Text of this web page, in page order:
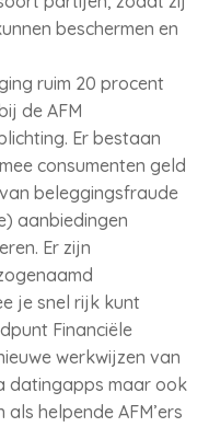
beschermen en
ruim 20 procent
de AFM
Er bestaan
consumenten geld
beleggingsfraude
aanbiedingen
Er zijn
je snel rijk kunt
Financiële
werkwijzen van
datingapps maar ook
helpende AFM’ers